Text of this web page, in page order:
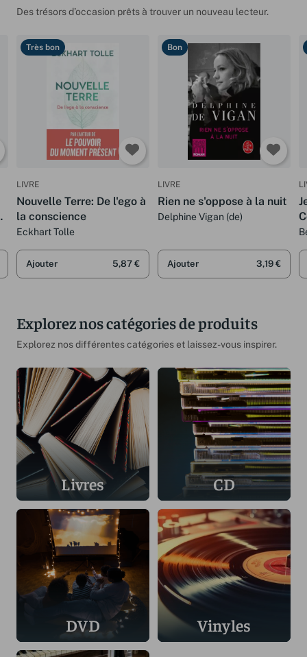
Des trésors d’occasion prêts à trouver un nouveau lecteur.
Très bon
LIVRE
Nouvelle Terre: De l'ego à
la conscience
Eckhart Tolle
Ajouter 5,87 €
Bon
LIVRE
Rien ne s'oppose à la nuit
Delphine Vigan (de)
Ajouter 3,19 €
Explorez nos catégories de produits
Explorez nos différentes catégories et laissez-vous inspirer.
Livres CD
DVD Vinyles